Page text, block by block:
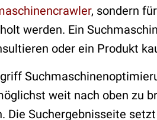
, sondern
werden. Ein
oder ein Produkt
weit nach oben zu
Die Suchergebnisseite